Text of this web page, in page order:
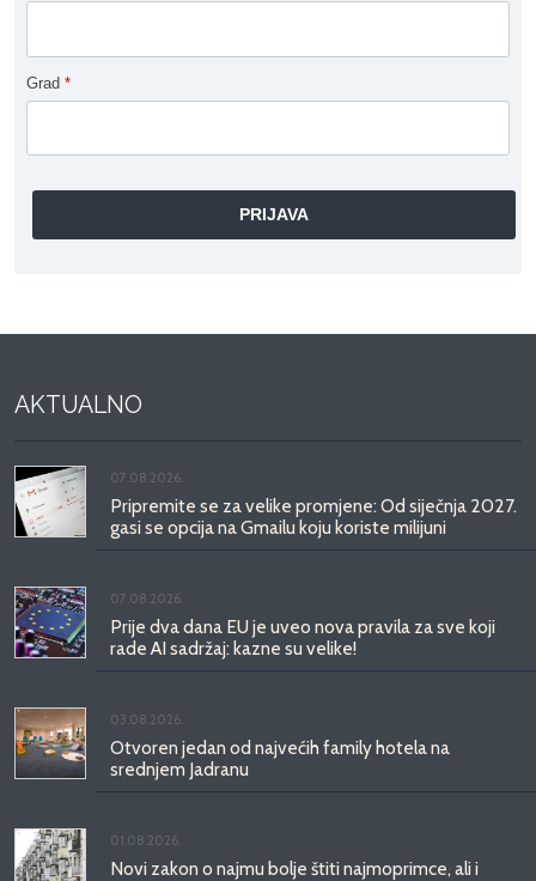
Grad *
AKTUALNO
07.08.2026.
Pripremite se za velike promjene: Od siječnja 2027.
gasi se opcija na Gmailu koju koriste milijuni
07.08.2026.
Prije dva dana EU je uveo nova pravila za sve koji
rade AI sadržaj: kazne su velike!
03.08.2026.
Otvoren jedan od najvećih family hotela na
srednjem Jadranu
01.08.2026.
Novi zakon o najmu bolje štiti najmoprimce, ali i